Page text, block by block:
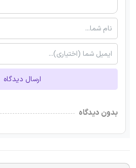
ارسال دیدگاه
بدون دیدگاه